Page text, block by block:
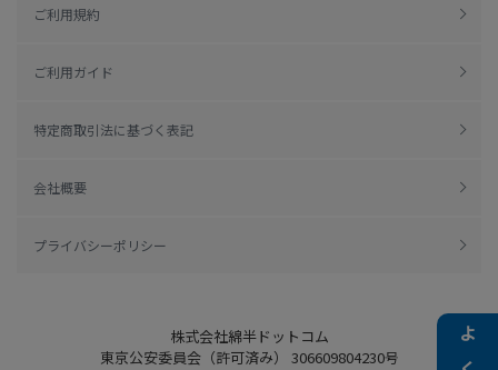
ご利用規約
ご利用ガイド
特定商取引法に基づく表記
会社概要
プライバシーポリシー
株式会社綿半ドットコム
東京公安委員会（許可済み） 306609804230号